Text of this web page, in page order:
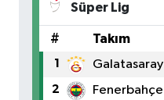
Süper Lig
# Takım
1 Galatasaray
2 Fenerbahçe